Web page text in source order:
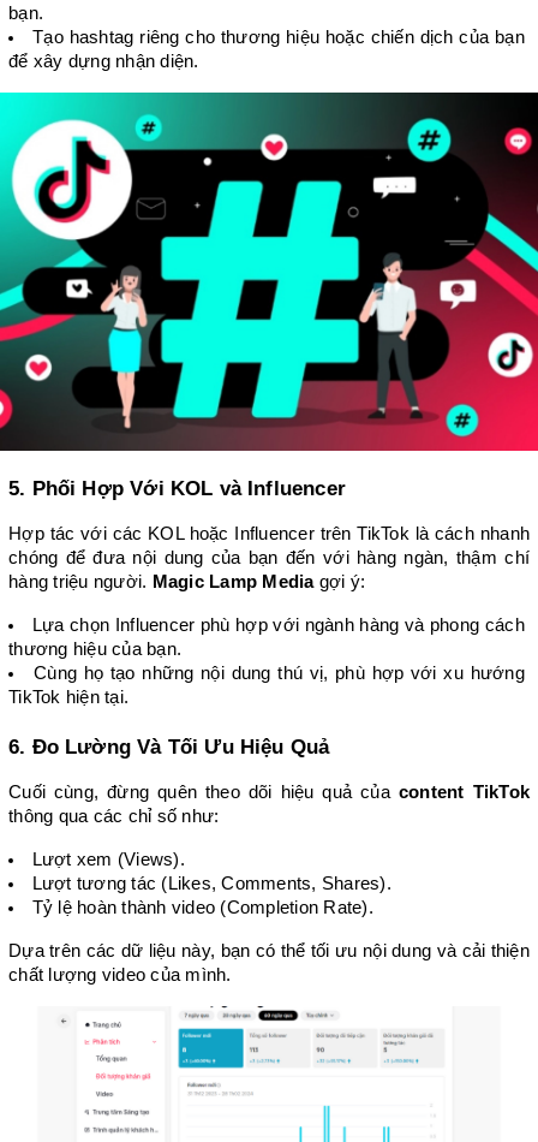
bạn.
Tạo hashtag riêng cho thương hiệu hoặc chiến dịch của bạn
để xây dựng nhận diện.
5. Phối Hợp Với KOL và Influencer
Hợp tác với các KOL hoặc Influencer trên TikTok là cách nhanh
chóng để đưa nội dung của bạn đến với hàng ngàn, thậm chí
hàng triệu người. Magic Lamp Media gợi ý:
Lựa chọn Influencer phù hợp với ngành hàng và phong cách
thương hiệu của bạn.
Cùng họ tạo những nội dung thú vị, phù hợp với xu hướng
TikTok hiện tại.
6. Đo Lường Và Tối Ưu Hiệu Quả
Cuối cùng, đừng quên theo dõi hiệu quả của content TikTok
thông qua các chỉ số như:
Lượt xem (Views).
Lượt tương tác (Likes, Comments, Shares).
Tỷ lệ hoàn thành video (Completion Rate).
Dựa trên các dữ liệu này, bạn có thể tối ưu nội dung và cải thiện
chất lượng video của mình.